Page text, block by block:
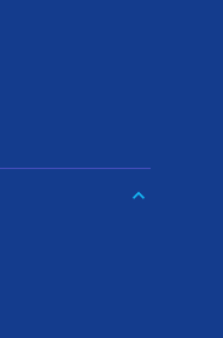
keyboard_arrow_down